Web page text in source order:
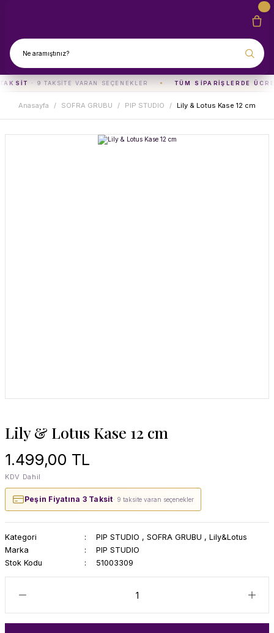
· 9 TAKSITE VARAN SEÇENEKLER TÜM SIPARIŞLERDE
Anasayfa SOFRA GRUBU PIP STUDIO Lily & Lotus Kase 12 cm
Lily & Lotus Kase 12 cm
1.499,00 TL
KDV Dahil
Peşin Fiyatına 3 Taksit· 9 taksite varan seçenekler
Kategori PIP STUDIO , SOFRA GRUBU , Lily&Lotus
Marka
PIP STUDIO
Stok Kodu
51003309